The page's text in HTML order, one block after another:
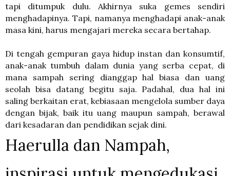
tapi ditumpuk dulu. Akhirnya suka gemes sendiri
menghadapinya. Tapi, namanya menghadapi anak-anak
masa kini, harus mengajari mereka secara bertahap.
Di tengah gempuran gaya hidup instan dan konsumtif,
anak-anak tumbuh dalam dunia yang serba cepat, di
mana sampah sering dianggap hal biasa dan uang
seolah bisa datang begitu saja. Padahal, dua hal ini
saling berkaitan erat, kebiasaan mengelola sumber daya
dengan bijak, baik itu uang maupun sampah, berawal
dari kesadaran dan pendidikan sejak dini.
Haerulla dan Nampah,